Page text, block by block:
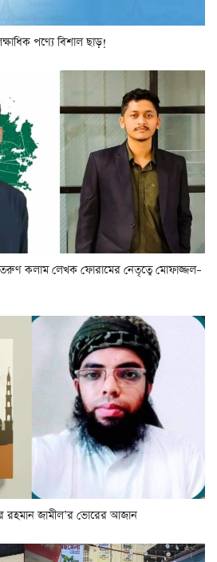
পণ্যে বিশাল ছাড়!
তরুণ কলাম লেখক ফোরামের নেতৃত্বে মোফাজ্জল–
রহমান জামীল’র ভোরের আজান